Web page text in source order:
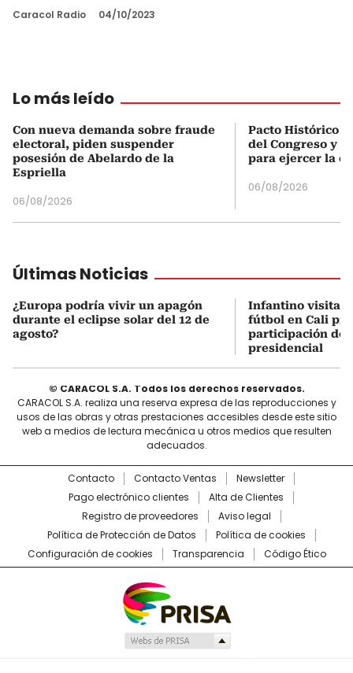
Caracol Radio 04/10/2023
Lo más leído
Con nueva demanda sobre fraude
electoral, piden suspender
posesión de Abelardo de la
Espriella
06/08/2026
Pacto Histórico
del Congreso y
para ejercer la
06/08/2026
Últimas Noticias
¿Europa podría vivir un apagón
durante el eclipse solar del 12 de
agosto?
Infantino visita
fútbol en Cali
participación de
presidencial
© CARACOL S.A. Todos los derechos reservados.
CARACOL S.A. realiza una reserva expresa de las reproducciones y
usos de las obras y otras prestaciones accesibles desde este sitio
web a medios de lectura mecánica u otros medios que resulten
adecuados.
Contacto Contacto Ventas
Newsletter
Pago electrónico clientes
Alta de Clientes
Registro de proveedores
Aviso legal
Política de Protección de Datos
Política de cookies
Configuración de cookies
Transparencia Código Ético